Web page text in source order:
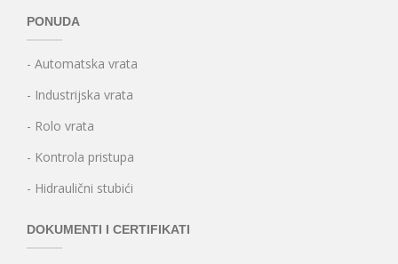
PONUDA
- Automatska vrata
- Industrijska vrata
- Rolo vrata
- Kontrola pristupa
- Hidraulični stubići
DOKUMENTI I CERTIFIKATI